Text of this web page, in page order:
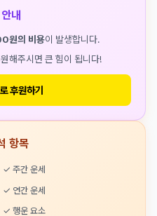
내
원의 비용이 발생합니다.
해주시면 큰 힘이 됩니다!
후원하기
항목
✓ 주간 운세
✓ 연간 운세
✓ 행운 요소